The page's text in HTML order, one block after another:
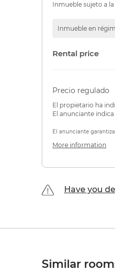
Inmueble sujeto a
Inmueble en
Rental price
Precio regulado
El propietario ha
El anunciante
El anunciante
More information
Have you
Similar